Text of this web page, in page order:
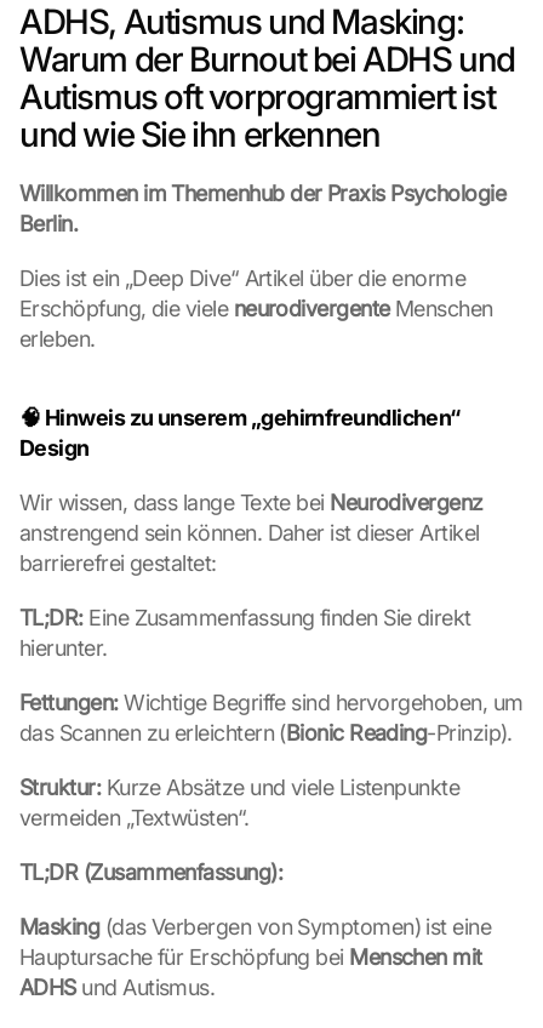
ADHS, Autismus und Masking:
Warum der Burnout bei ADHS und
Autismus oft vorprogrammiert ist
und wie Sie ihn erkennen
Willkommen im Themenhub der Praxis Psychologie
Berlin.
Dies ist ein „Deep Dive“ Artikel über die enorme
Erschöpfung, die viele neurodivergente Menschen
erleben.
🧠 Hinweis zu unserem „gehirnfreundlichen“
Design
Wir wissen, dass lange Texte bei Neurodivergenz
anstrengend sein können. Daher ist dieser Artikel
barrierefrei gestaltet:
TL;DR: Eine Zusammenfassung finden Sie direkt
hierunter.
Fettungen: Wichtige Begriffe sind hervorgehoben, um
das Scannen zu erleichtern (Bionic Reading-Prinzip).
Struktur: Kurze Absätze und viele Listenpunkte
vermeiden „Textwüsten“.
TL;DR (Zusammenfassung):
Masking (das Verbergen von Symptomen) ist eine
Hauptursache für Erschöpfung bei Menschen mit
ADHS und Autismus.